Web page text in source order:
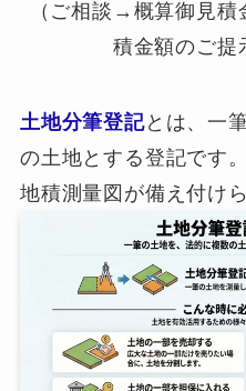
（ご相談→概算御見
積金額のご提
土地分筆登記とは、一
の土地とする登記です
地積測量図が備え付け